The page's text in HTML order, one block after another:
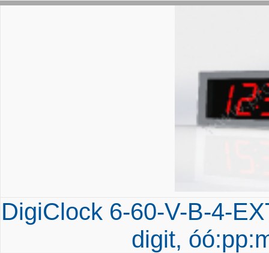
DigiClock 6-60-V-B-4-
digit,